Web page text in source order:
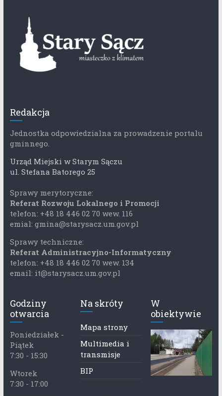
Redakcja
Jednostka odpowiedzialna za prowadzenie portalu
gminnego.
Urząd Miejski w Starym Sączu
ul. Stefana Batorego 25
Sprawy merytoryczne:
Referat Rozwoju Lokalnego i Promocji
telefon: +48 18 446 02 70 wew. 116
emial: gmina@starysacz.um.gov.pl
Sprawy techniczne:
Referat Administracyjno-Informatyczny
telefon: +48 18 446 02 70 wew. 134
email: it@starysacz.um.gov.pl
Godziny
otwarcia
Poniedziałek -
Piątek
7:30 - 15:30
Wtorek
7:30 - 17:00
Na skróty
Mapa strony
Multimedia i
transmisje
BIP
W
obiektywie